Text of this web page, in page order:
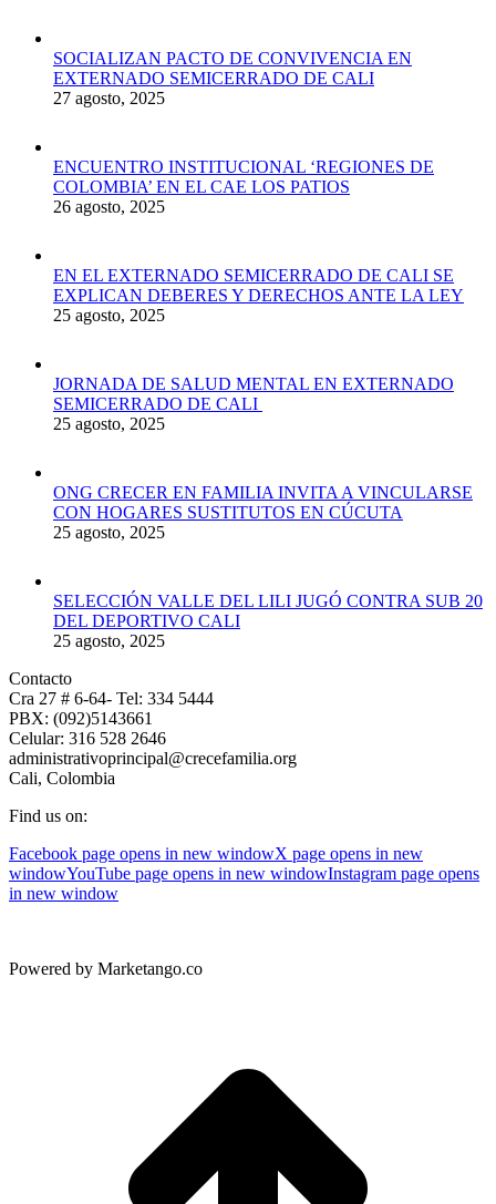
SOCIALIZAN PACTO DE CONVIVENCIA EN
EXTERNADO SEMICERRADO DE CALI
27 agosto, 2025
ENCUENTRO INSTITUCIONAL ‘REGIONES DE
COLOMBIA’ EN EL CAE LOS PATIOS
26 agosto, 2025
EN EL EXTERNADO SEMICERRADO DE CALI SE
EXPLICAN DEBERES Y DERECHOS ANTE LA LEY
25 agosto, 2025
JORNADA DE SALUD MENTAL EN EXTERNADO
SEMICERRADO DE CALI
25 agosto, 2025
ONG CRECER EN FAMILIA INVITA A VINCULARSE
CON HOGARES SUSTITUTOS EN CÚCUTA
25 agosto, 2025
SELECCIÓN VALLE DEL LILI JUGÓ CONTRA SUB 20
DEL DEPORTIVO CALI
25 agosto, 2025
Contacto
Cra 27 # 6-64- Tel: 334 5444
PBX: (092)5143661
Celular: 316 528 2646
administrativoprincipal@crecefamilia.org
Cali, Colombia
Find us on:
Facebook page opens in new windowX page opens in new
windowYouTube page opens in new windowInstagram page opens
in new window
Powered by Marketango.co